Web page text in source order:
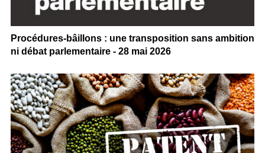
Procédures-bâillons : une transposition sans ambition
ni débat parlementaire - 28 mai 2026